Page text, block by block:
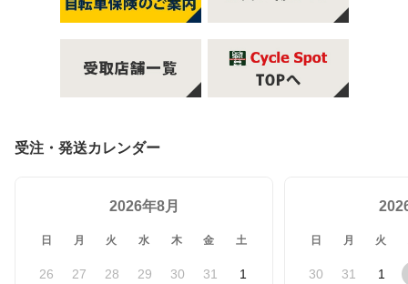
受注・発送カレンダー
2026年8月
日 月 火 水 木 金 土
26 27 28 29 30 31 1
日 月 火
30 31 1